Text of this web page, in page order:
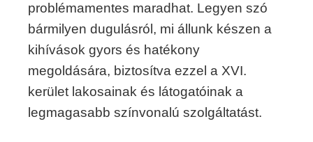
problémamentes maradhat. Legyen szó
bármilyen dugulásról, mi állunk készen a
kihívások gyors és hatékony
megoldására, biztosítva ezzel a XVI.
kerület lakosainak és látogatóinak a
legmagasabb színvonalú szolgáltatást.